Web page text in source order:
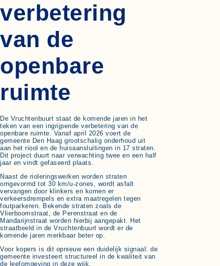
verbetering
van de
openbare
ruimte
De Vruchtenbuurt staat de komende jaren in het
teken van een ingrijpende verbetering van de
openbare ruimte. Vanaf april 2026 voert de
gemeente Den Haag grootschalig onderhoud uit
aan het riool en de huisaansluitingen in 17 straten.
Dit project duurt naar verwachting twee en een half
jaar en vindt gefaseerd plaats.
Naast de rioleringswerken worden straten
omgevormd tot 30 km/u-zones, wordt asfalt
vervangen door klinkers en komen er
verkeersdrempels en extra maatregelen tegen
foutparkeren. Bekende straten zoals de
Vlierboomstraat, de Perenstraat en de
Mandarijnstraat worden hierbij aangepakt. Het
straatbeeld in de Vruchtenbuurt wordt er de
komende jaren merkbaar beter op.
Voor kopers is dit opnieuw een duidelijk signaal: de
gemeente investeert structureel in de kwaliteit van
de leefomgeving in deze wijk.